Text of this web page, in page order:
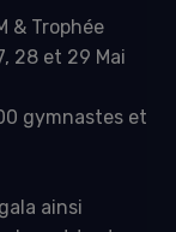
& Trophée
28 et 29 Mai
gymnastes et
ainsi